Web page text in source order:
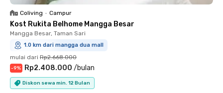
Coliving • Campur
Kost Rukita Belhome Mangga Besar
Mangga Besar, Taman Sari
1.0 km dari mangga dua mall
mulai dari Rp2.668.000
-9% Rp2.408.000 /bulan
Diskon sewa min. 12 Bulan